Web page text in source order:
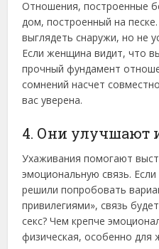
Отношения, построенные
дом, построенный на
выглядеть снаружи, но не
Если женщина видит, что
прочный фундамент
сомнений насчет
вас уверена.
4. Они улучшают
Ухаживания помогают
эмоциональную связь.
решили попробовать
привилегиями», связь
секс? Чем крепче
физическая, особенно для